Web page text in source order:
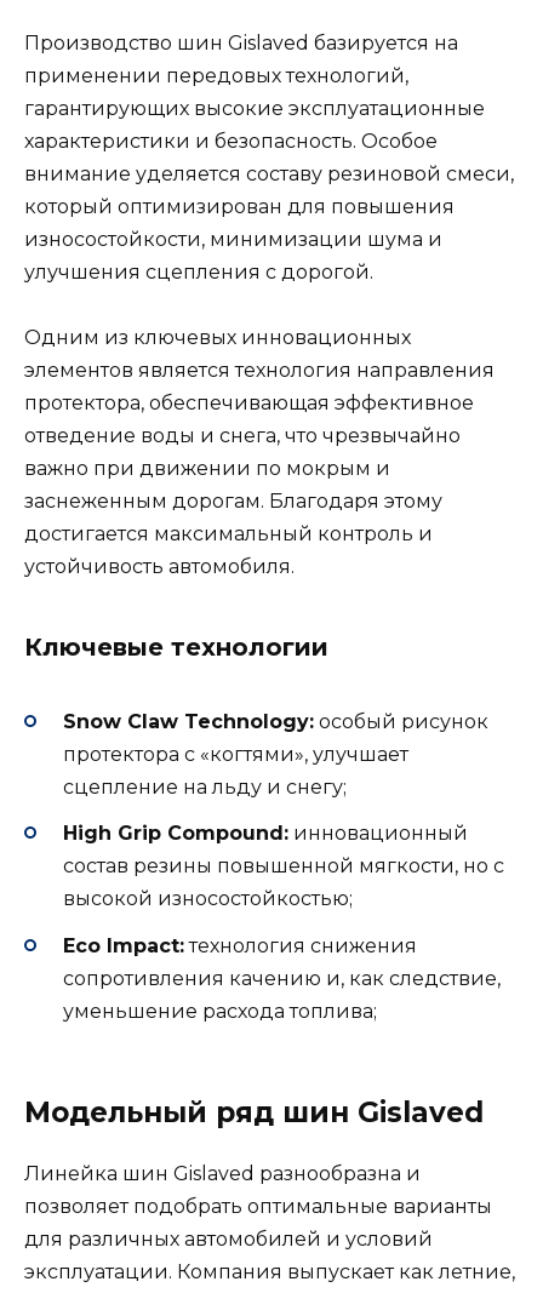
Производство шин Gislaved базируется на
применении передовых технологий,
гарантирующих высокие эксплуатационные
характеристики и безопасность. Особое
внимание уделяется составу резиновой смеси,
который оптимизирован для повышения
износостойкости, минимизации шума и
улучшения сцепления с дорогой.
Одним из ключевых инновационных
элементов является технология направления
протектора, обеспечивающая эффективное
отведение воды и снега, что чрезвычайно
важно при движении по мокрым и
заснеженным дорогам. Благодаря этому
достигается максимальный контроль и
устойчивость автомобиля.
Ключевые технологии
Snow Claw Technology: особый рисунок
протектора с «когтями», улучшает
сцепление на льду и снегу;
High Grip Compound: инновационный
состав резины повышенной мягкости, но с
высокой износостойкостью;
Eco Impact:технология снижения
сопротивления качению и, как следствие,
уменьшение расхода топлива;
Модельный ряд шин Gislaved
Линейка шин Gislaved разнообразна и
позволяет подобрать оптимальные варианты
для различных автомобилей и условий
эксплуатации. Компания выпускает как летние,